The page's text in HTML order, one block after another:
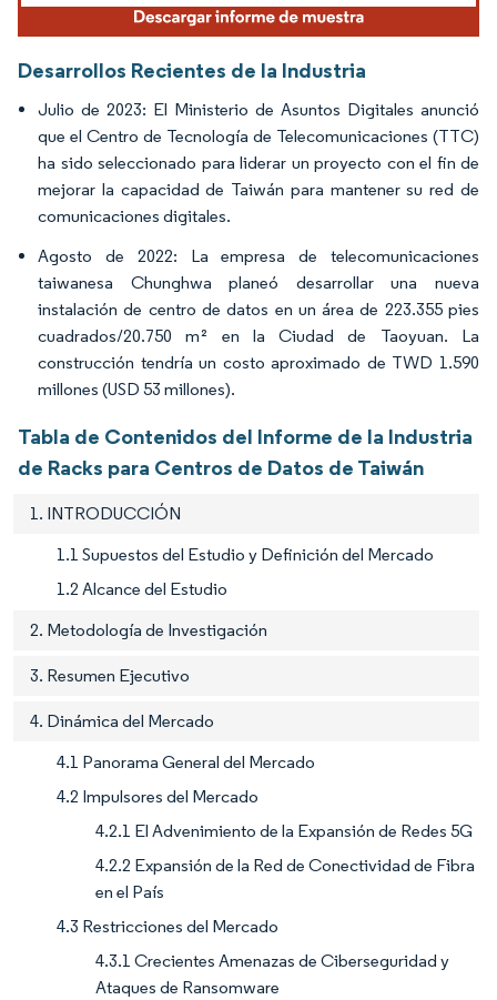
Desarrollos Recientes de la Industria
Julio de 2023: El Ministerio de Asuntos Digitales anunció
que el Centro de Tecnología de Telecomunicaciones (TTC)
ha sido seleccionado para liderar un proyecto con el fin de
mejorar la capacidad de Taiwán para mantener su red de
comunicaciones digitales.
Agosto de 2022: La empresa de telecomunicaciones
taiwanesa Chunghwa planeó desarrollar una nueva
instalación de centro de datos en un área de 223.355 pies
cuadrados/20.750 m² en la Ciudad de Taoyuan. La
construcción tendría un costo aproximado de TWD 1.590
millones (USD 53 millones).
Tabla de Contenidos del Informe de la Industria
de Racks para Centros de Datos de Taiwán
1. INTRODUCCIÓN
1.1 Supuestos del Estudio y Definición del Mercado
1.2 Alcance del Estudio
2. Metodología de Investigación
3. Resumen Ejecutivo
4. Dinámica del Mercado
4.1 Panorama General del Mercado
4.2 Impulsores del Mercado
4.2.1 El Advenimiento de la Expansión de Redes 5G
4.2.2 Expansión de la Red de Conectividad de Fibra
en el País
4.3 Restricciones del Mercado
4.3.1 Crecientes Amenazas de Ciberseguridad y
Ataques de Ransomware